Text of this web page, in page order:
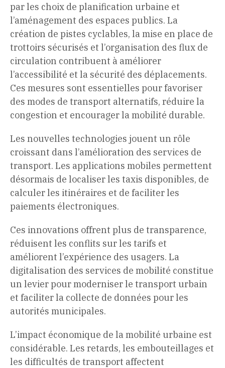
par les choix de planification urbaine et
l’aménagement des espaces publics. La
création de pistes cyclables, la mise en place de
trottoirs sécurisés et l’organisation des flux de
circulation contribuent à améliorer
l’accessibilité et la sécurité des déplacements.
Ces mesures sont essentielles pour favoriser
des modes de transport alternatifs, réduire la
congestion et encourager la mobilité durable.
Les nouvelles technologies jouent un rôle
croissant dans l’amélioration des services de
transport. Les applications mobiles permettent
désormais de localiser les taxis disponibles, de
calculer les itinéraires et de faciliter les
paiements électroniques.
Ces innovations offrent plus de transparence,
réduisent les conflits sur les tarifs et
améliorent l’expérience des usagers. La
digitalisation des services de mobilité constitue
un levier pour moderniser le transport urbain
et faciliter la collecte de données pour les
autorités municipales.
L’impact économique de la mobilité urbaine est
considérable. Les retards, les embouteillages et
les difficultés de transport affectent